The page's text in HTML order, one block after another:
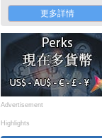
更多詳情
Advertisement
Highlights